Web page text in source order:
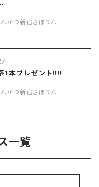
んかつ新宿さぼてん
1本プレゼント‼︎‼︎
んかつ新宿さぼてん
一覧